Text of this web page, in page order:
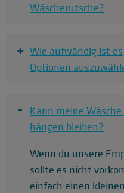
Wäscherutsche?
+ Wie aufwändig ist
Optionen
-
Kann meine
hängen bleiben?
Wenn du unsere
sollte es nicht
einfach einen